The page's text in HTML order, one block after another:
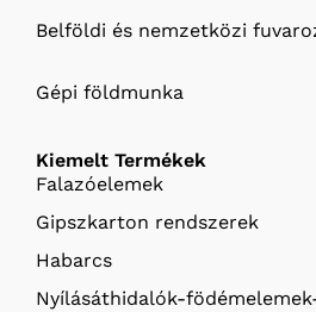
Belföldi és nemzetközi
Gépi földmunka
Kiemelt Termékek
Falazóelemek
Gipszkarton rendszerek
Habarcs
Nyílásáthidalók-